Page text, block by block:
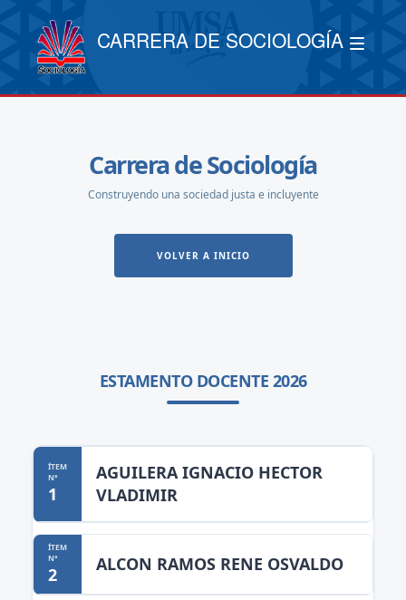
CARRERA DE SOCIOLOGÍA
Carrera de Sociología
Construyendo una sociedad justa e incluyente
VOLVER A INICIO
ESTAMENTO DOCENTE 2026
1
AGUILERA IGNACIO HECTOR
VLADIMIR
2 ALCON RAMOS RENE OSVALDO